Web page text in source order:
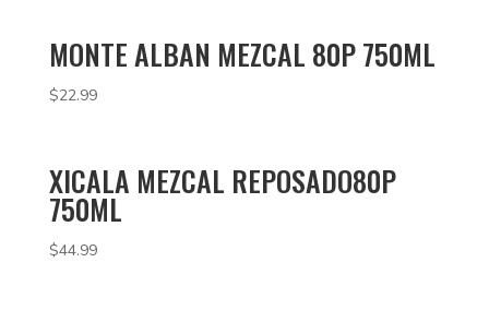
MONTE ALBAN MEZCAL 80P 750ML
$22.99
XICALA MEZCAL REPOSADO80P
750ML
$44.99